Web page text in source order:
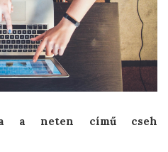
a neten című cseh